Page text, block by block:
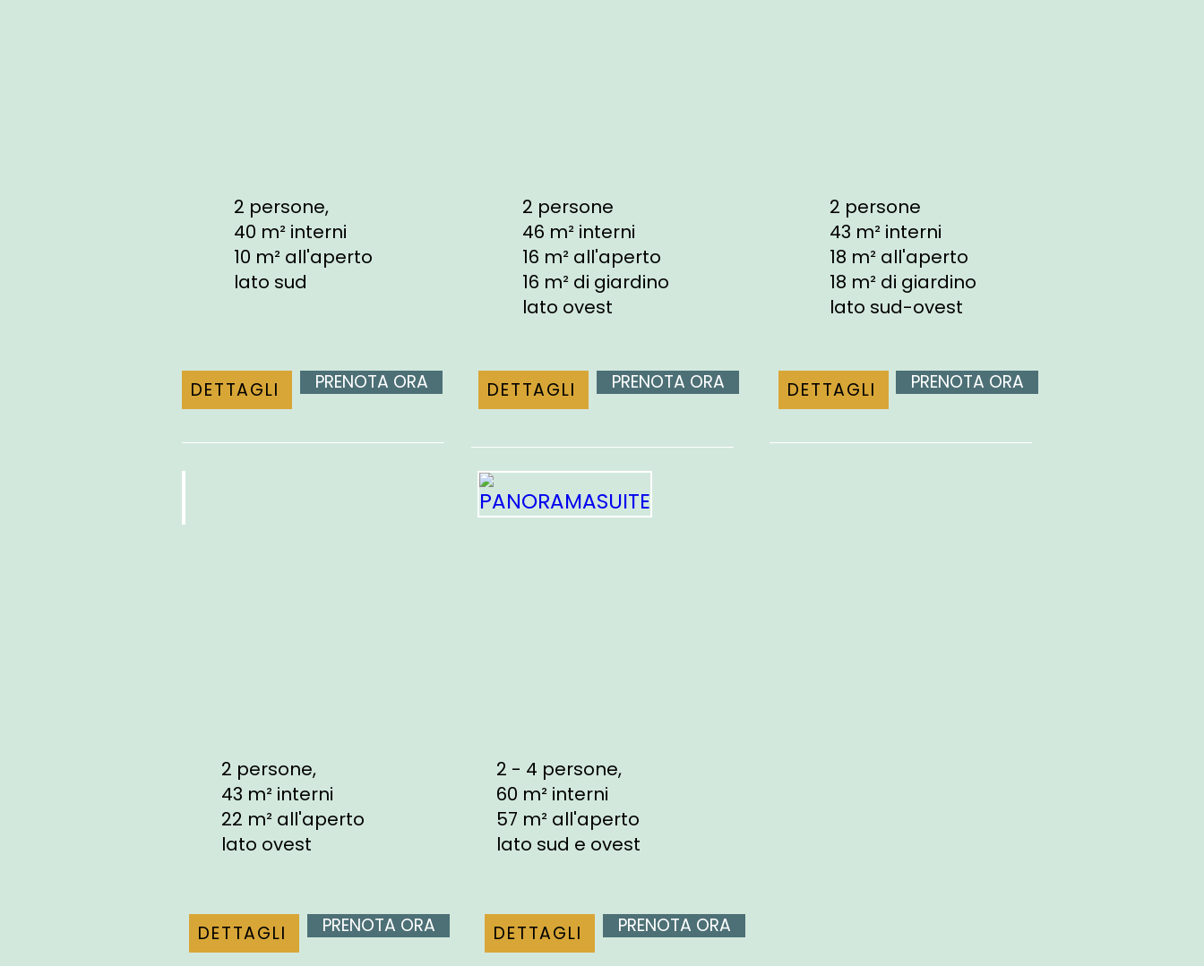
2 persone
46 m² interni
16 m² all'aperto
16 m² di giardino
lato ovest
2 persone
43 m² interni
18 m² all'aperto
18 m² di giardino
lato sud-ovest
2 persone,
40 m² interni
10 m² all'aperto
lato sud
DETTAGLI PRENOTA ORA DETTAGLI PRENOTA ORA DETTAGLI PRENOTA ORA
PANORAMASUITE
2 persone,
43 m² interni
22 m² all'aperto
lato ovest
2 - 4 persone,
60 m² interni
57 m² all'aperto
lato sud e ovest
DETTAGLI PRENOTA ORA DETTAGLI PRENOTA ORA